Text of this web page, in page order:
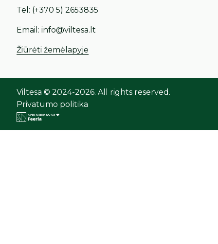
Tel: (+370 5) 2653835
Email:info@viltesa.lt
Žiūrėti žemėlapyje
Viltesa © 2024-2026. All rights reserved.
Privatumo politika